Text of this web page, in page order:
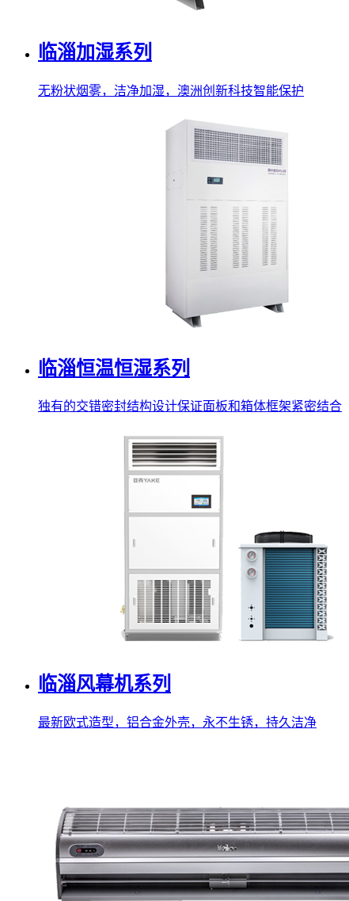
临淄加湿系列
无粉状烟雾，洁净加湿，澳洲创新科技智能保护
临淄恒温恒湿系列
独有的交错密封结构设计保证面板和箱体框架紧密结合
临淄风幕机系列
最新欧式造型，铝合金外壳，永不生锈，持久洁净